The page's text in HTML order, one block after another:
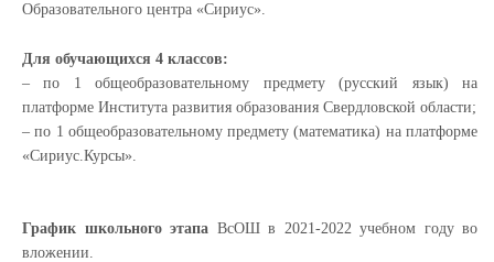
Образовательного центра «Сириус».
Для обучающихся 4 классов:
– по 1 общеобразовательному предмету (русский язык) на
платформе Института развития образования Свердловской области;
– по 1 общеобразовательному предмету (математика) на платформе
«Сириус.Курсы».
График школьного этапа ВсОШ в 2021-2022 учебном году во
вложении.